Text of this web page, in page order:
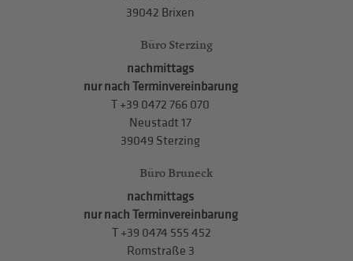
39042 Brixen
Büro Sterzing
nachmittags
nur nach Terminvereinbarung
T +39 0472 766 070
Neustadt 17
39049 Sterzing
Büro Bruneck
nachmittags
nur nach Terminvereinbarung
T +39 0474 555 452
Romstraße 3